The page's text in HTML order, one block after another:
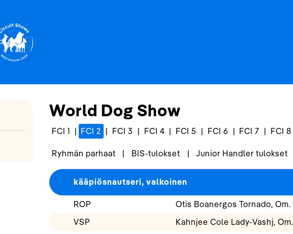
World Dog Show
FCI 1 | FCI 2 | FCI 3 | FCI 4 | FCI 5 | FCI 6 | FCI 7 | FCI 8
Ryhmän parhaat | BIS-tulokset | Junior Handler tulokset
kääpiösnautseri, valkoinen
ROP
Otis Boanergos Tornado,
VSP
Kahnjee Cole Lady-Vashj,